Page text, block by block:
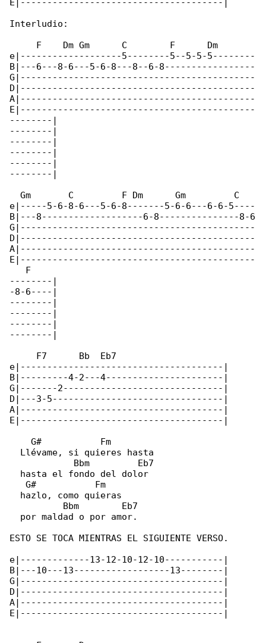
E|--------------------------------------|
Interludio:
     F    Dm Gm      C        F      Dm
e|-------------------5--------5--5-5-5--------
B|---6---8-6---5-6-8---8--6-8-----------------
G|--------------------------------------------
D|--------------------------------------------
A|--------------------------------------------
E|--------------------------------------------
--------|
--------|
--------|
--------|
--------|
--------|
  Gm       C         F Dm      Gm         C
e|-----5-6-8-6---5-6-8-------5-6-6---6-6-5----
B|---8-------------------6-8---------------8-6
G|--------------------------------------------
D|--------------------------------------------
A|--------------------------------------------
E|--------------------------------------------
   F
--------|
-8-6----|
--------|
--------|
--------|
--------|
     F7      Bb  Eb7
e|--------------------------------------|
B|---------4-2---4----------------------|
G|-------2------------------------------|
D|---3-5--------------------------------|
A|--------------------------------------|
E|--------------------------------------|
    G#           Fm
  Llévame, si quieres hasta
            Bbm         Eb7
  hasta el fondo del dolor
   G#           Fm
  hazlo, como quieras
          Bbm        Eb7
  por maldad o por amor.
ESTO SE TOCA MIENTRAS EL SIGUIENTE VERSO.
e|-------------13-12-10-12-10-----------|
B|---10---13------------------13--------|
G|--------------------------------------|
D|--------------------------------------|
A|--------------------------------------|
E|--------------------------------------|